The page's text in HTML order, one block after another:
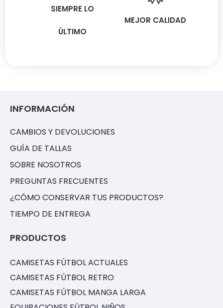
SIEMPRE LO
ÚLTIMO
MEJOR CALIDAD
INFORMACIÓN
CAMBIOS Y DEVOLUCIONES
GUÍA DE TALLAS
SOBRE NOSOTROS
PREGUNTAS FRECUENTES
¿CÓMO CONSERVAR TUS PRODUCTOS?
TIEMPO DE ENTREGA
PRODUCTOS
CAMISETAS FÚTBOL ACTUALES
CAMISETAS FÚTBOL RETRO
CAMISETAS FÚTBOL MANGA LARGA